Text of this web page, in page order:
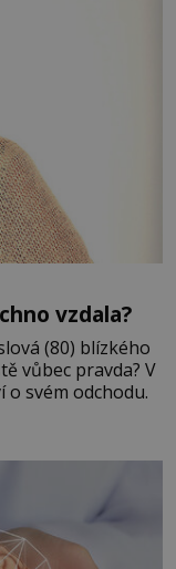
vzdala?
(80) blízkého
vůbec pravda? V
o svém odchodu.